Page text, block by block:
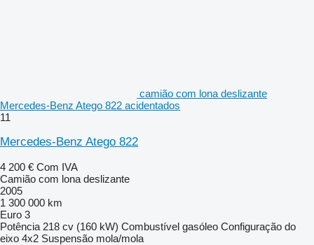
camião com lona deslizante
Mercedes-Benz Atego 822 acidentados
11
Mercedes-Benz Atego 822
4 200 € Com IVA
Camião com lona deslizante
2005
1 300 000 km
Euro 3
Potência 218 cv (160 kW) Combustível gasóleo Configuração do
eixo 4x2 Suspensão mola/mola